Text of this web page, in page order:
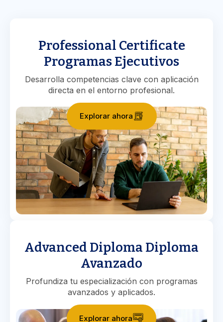
Professional Certificate
Programas Ejecutivos
Desarrolla competencias clave con aplicación
directa en el entorno profesional.
Explorar ahora
Advanced Diploma Diploma
Avanzado
Profundiza tu especialización con programas
avanzados y aplicados.
Explorar ahora